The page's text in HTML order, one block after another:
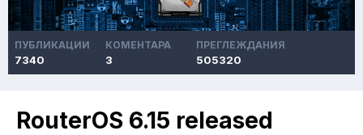
ПУБЛИКАЦИИ
7340
КОМЕНТАРА
3
ПРЕГЛЕЖДАНИЯ
505320
RouterOS 6.15 released